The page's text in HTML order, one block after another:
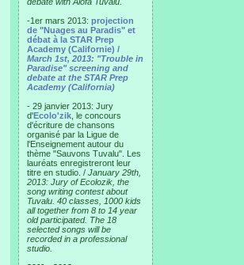
-1er mars 2013: projection
de "Nuages au Paradis" et
débat à la STAR Prep
Academy (Californie) /
March 1st, 2013: "Trouble in
Paradise" screening and
debate at the STAR Prep
Academy (California)
- 29 janvier 2013: Jury
d'Ecolo'zik , le concours
d'écriture de chansons
organisé par la Ligue de
l'Enseignement autour du
thème "Sauvons Tuvalu". Les
lauréats enregistreront leur
titre en studio. / January 29th,
2013: Jury of Ecolozik, the
song writing contest about
Tuvalu. 40 classes, 1000 kids
all together from 8 to 14 year
old participated. The 18
selected songs will be
recorded in a professional
studio.